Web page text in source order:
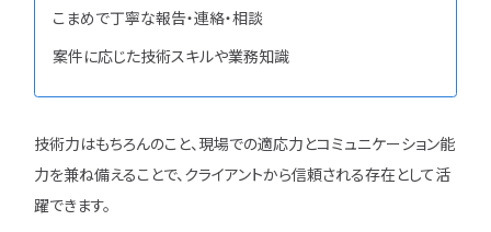
こまめで丁寧な報告・連絡・相談
案件に応じた技術スキルや業務知識
技術力はもちろんのこと、現場での適応力とコミュニケーション能
力を兼ね備えることで、クライアントから信頼される存在として活
躍できます。